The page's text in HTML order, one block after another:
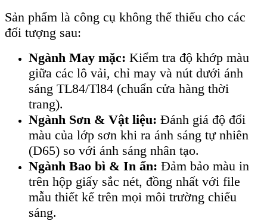
Sản phẩm là công cụ không thể thiếu cho các
đối tượng sau:
Ngành May mặc: Kiểm tra độ khớp màu
giữa các lô vải, chỉ may và nút dưới ánh
sáng TL84/Tl84 (chuẩn cửa hàng thời
trang).
Ngành Sơn & Vật liệu: Đánh giá độ đổi
màu của lớp sơn khi ra ánh sáng tự nhiên
(D65) so với ánh sáng nhân tạo.
Ngành Bao bì & In ấn: Đảm bảo màu in
trên hộp giấy sắc nét, đồng nhất với file
mẫu thiết kế trên mọi môi trường chiếu
sáng.